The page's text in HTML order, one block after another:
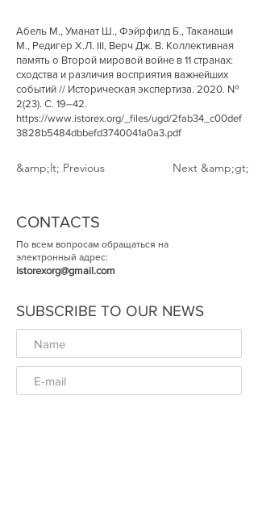
Абель М., Уманат Ш., Фэйрфилд Б., Таканаши
М., Редигер Х.Л. III, Верч Дж. В. Коллективная
память о Второй мировой войне в 11 странах:
сходства и различия восприятия важнейших
событий // Историческая экспертиза. 2020. №
2(23). С. 19–42.
https://www.istorex.org/_files/ugd/2fab34_c00def
3828b5484dbbefd3740041a0a3.pdf
&amp;lt; Previous Next &amp;gt;
CONTACTS
По всем вопросам обращаться на
электронный адрес:
istorexorg@gmail.com
SUBSCRIBE TO OUR NEWS